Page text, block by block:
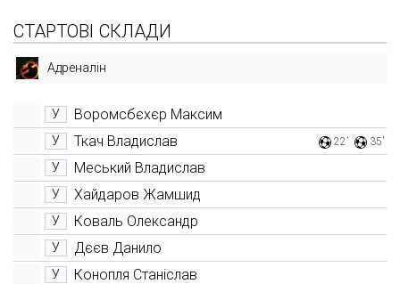
СТАРТОВІ СКЛАДИ
Адреналін
У Воромсбєхєр Максим
У Ткач Владислав 22' 35'
У Меський Владислав
У Хайдаров Жамшид
У Коваль Олександр
У Дєєв Данило
У Конопля Станіслав